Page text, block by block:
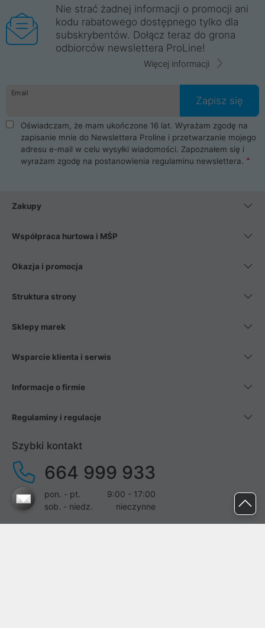
Nie strać żadnej informacji o promocji ani
kodu rabatowego dostępnego tylko dla
subskrybentów. Dołącz teraz do grona
odbiorców newslettera ProLine!
Więcej informacji
Email
Zapisz się
Oświadczam, że mam ukończone 16 lat. Wyrażam zgodę na
zapisanie mnie do Newslettera Proline i przetwarzanie mojego
adresu e-mail w celu wysyłki wiadomości. Zapoznałem się i
wyrażam zgodę na postanowienia regulaminu newslettera.
Zakupy
Współpraca hurtowa i MŚP
Okazja i promocja
Struktura strony
Sklepy marek
Wsparcie klienta i serwis
Informacje o firmie
Regulaminy i regulacje
Szybki kontakt
664 999 933
pon. - pt.
9:00 - 17:00
sob. - niedz.
nieczynne